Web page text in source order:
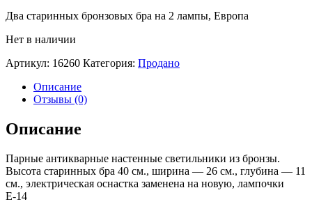
Два старинных бронзовых бра на 2 лампы, Европа
Нет в наличии
Артикул: 16260 Категория: Продано
Описание
Отзывы (0)
Описание
Парные антикварные настенные светильники из бронзы.
Высота старинных бра 40 см., ширина — 26 см., глубина — 11
см., электрическая оснастка заменена на новую, лампочки
Е-14